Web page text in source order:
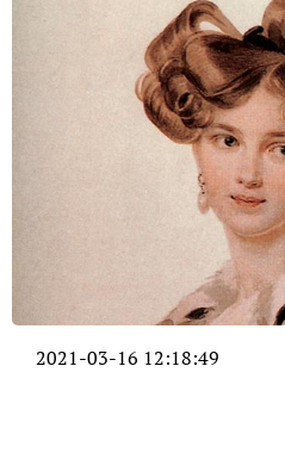
2021-03-16 12:18:49